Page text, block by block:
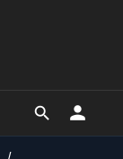
